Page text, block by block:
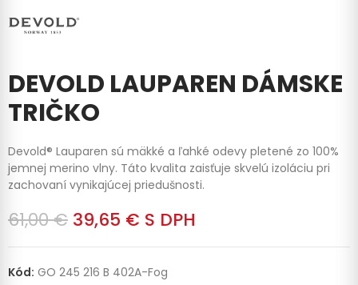
DEVOLD LAUPAREN DÁMSKE
TRIČKO
Devold® Lauparen sú mäkké a ľahké odevy pletené zo 100%
jemnej merino vlny. Táto kvalita zaisťuje skvelú izoláciu pri
zachovaní vynikajúcej priedušnosti.
61,00 € 39,65 € S DPH
Kód: GO 245 216 B 402A-Fog